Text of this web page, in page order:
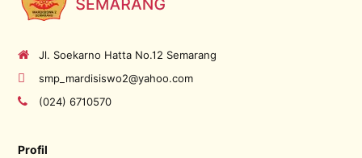
Jl. Soekarno Hatta No.12 Semarang
smp_mardisiswo2@yahoo.com
(024) 6710570
Profil